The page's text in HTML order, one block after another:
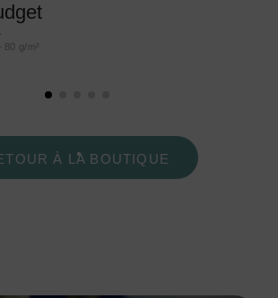
g/m²
À LA BOUTIQUE